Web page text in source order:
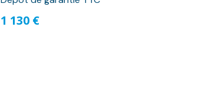
1 130 €